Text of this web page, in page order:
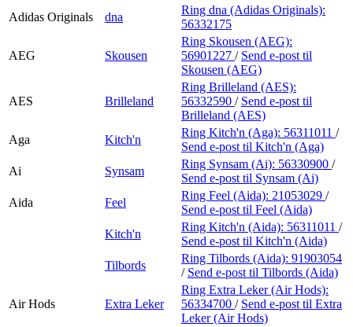
Adidas Originals
dna
Ring dna (Adidas Originals):
56332175
AEG Skousen
Ring Skousen (AEG):
56901227 / Send e-post til
Skousen (AEG)
AES Brilleland
Ring Brilleland (AES):
56332590 / Send e-post til
Brilleland (AES)
Aga
Kitch'n
Ring Kitch'n (Aga): 56311011 /
Send e-post til Kitch'n (Aga)
Ai
Synsam
Ring Synsam (Ai): 56330900 /
Send e-post til Synsam (Ai)
Aida
Feel
Ring Feel (Aida): 21053029 /
Send e-post til Feel (Aida)
Kitch'n
Ring Kitch'n (Aida): 56311011 /
Send e-post til Kitch'n (Aida)
Tilbords
Ring Tilbords (Aida): 91903054
/ Send e-post til Tilbords (Aida)
Air Hods Extra Leker
Ring Extra Leker (Air Hods):
56334700 / Send e-post til Extra
Leker (Air Hods)